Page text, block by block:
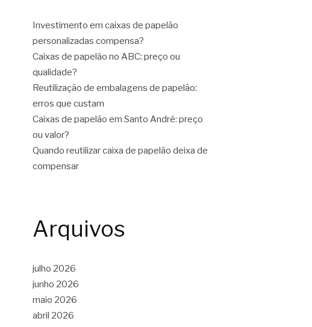
Investimento em caixas de papelão
personalizadas compensa?
Caixas de papelão no ABC: preço ou
qualidade?
Reutilização de embalagens de papelão:
erros que custam
Caixas de papelão em Santo André: preço
ou valor?
Quando reutilizar caixa de papelão deixa de
compensar
Arquivos
julho 2026
junho 2026
maio 2026
abril 2026